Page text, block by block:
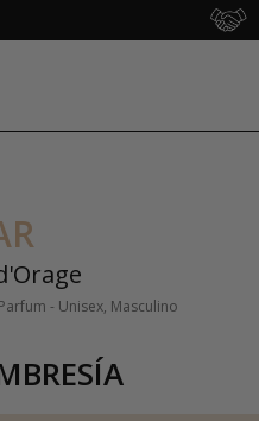
- Unisex, Masculino